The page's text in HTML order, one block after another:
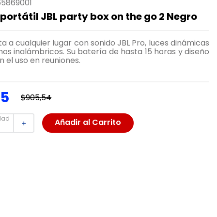
JBL party box on the go 2 Negro
a cualquier lugar con sonido JBL Pro, luces dinámicas
inalámbricos. Su batería de hasta 15 horas y diseño
el uso en reuniones.
$905,54
＋ Añadir al Carrito